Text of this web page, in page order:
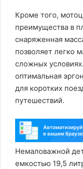
Кроме того,
преимущества в
снаряженная
позволяет легко
сложных
оптимальная
для коротких
путешествий.
Немаловажной
емкостью 19,5